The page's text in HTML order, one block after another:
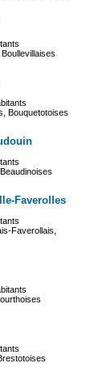
Bouquetotoises
Faverolles
Faverollais,